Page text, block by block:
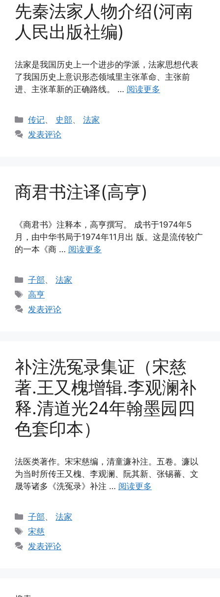
先秦法家人物介绍(河南
人民出版社编)
法家是我国历史上一个进步的学派，法家思想代表
了我国历史上意识形态领域里主张革命、主张前
进、主张革新的正确路线。 … 阅读更多
分
类
传记、 史部、法家
发表评论
商君书注译(高亨)
《商君书》注释本，高亨撰写。 成书于1974年5
月，由中华书局于1974年11月出 版。这是流传较广
的一本《商 … 阅读更多
分
类
子部、法家
标
签
高亨
发表评论
补注洗冤录集证（宋慈
著.王又槐增辑.李观澜补
释.清道光24年翰墨园四
色套印本）
法医类著作。宋宋慈编，清童濂补注。五卷。濂以
为当时所传王又槐、李观澜、阮其新、张锡蕃、文
晟等诸多《洗冤录》补注 … 阅读更多
分
类
子部、法家
标
签
宋慈
发表评论